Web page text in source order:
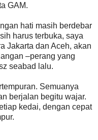
GAM.
hati masih berdebar
harus terbuka, saya
Jakarta dan Aceh, akan
–perang yang
seabad lalu.
Semuanya
berjalan begitu wajar.
kedai, dengan cepat